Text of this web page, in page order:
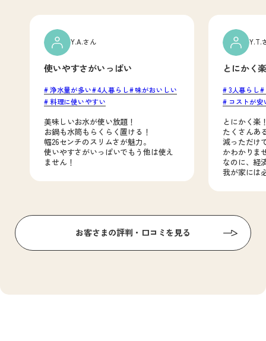
使いやすさがいっぱい
浄水量が多い 4人暮らし 味がおいしい
料理に使いやすい
Y.A.さん
美味しいお水が使い放題！
お鍋も水筒もらくらく置ける！
幅26センチのスリムさが魅力。
使いやすさがいっぱいでもう他は使え
ません！
とにかく
3人暮らし
コストが安
Y.T.
とにかく楽
たくさんあ
減っただけ
かわかりま
なのに、経
我が家には
お客さまの評判・口コミを見る